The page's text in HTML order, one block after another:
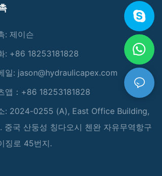
: 제이슨
: +86 18253181828
일: jason@hydraulicapex.com
앱：+86 18253181828
: 2024-0255 (A), East Office Building,
중국 산둥성 칭다오시 첸완 자유무역항구
징로 45번지.